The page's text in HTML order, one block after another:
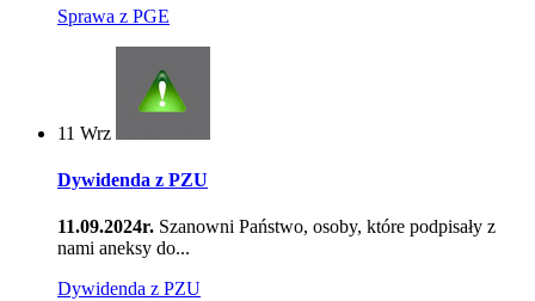
Sprawa z PGE
11 Wrz
Dywidenda z PZU
11.09.2024r. Szanowni Państwo, osoby, które podpisały z
nami aneksy do...
Dywidenda z PZU